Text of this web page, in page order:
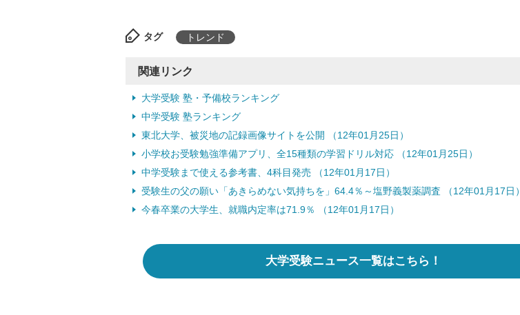
タグ トレンド
関連リンク
大学受験 塾・予備校ランキング
中学受験 塾ランキング
東北大学、被災地の記録画像サイトを公開 （12年01月25日）
小学校お受験勉強準備アプリ、全15種類の学習ドリル対応 （12年01月25日）
中学受験まで使える参考書、4科目発売 （12年01月17日）
受験生の父の願い「あきらめない気持ちを」64.4％～塩野義製薬調査 （12年01月17日）
今春卒業の大学生、就職内定率は71.9％ （12年01月17日）
大学受験ニュース一覧はこちら！